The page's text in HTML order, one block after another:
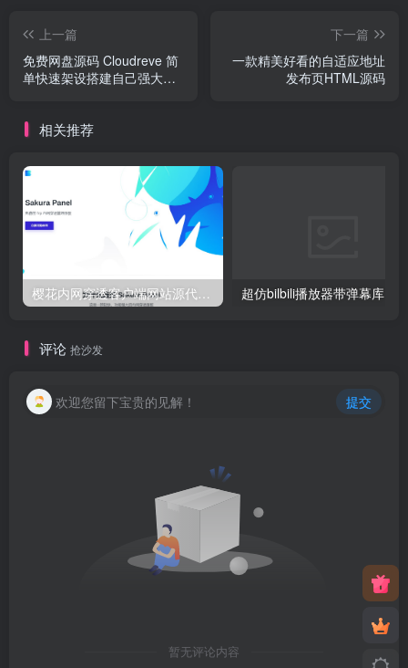
上一篇
免费网盘源码 Cloudreve 简
单快速架设搭建自己强大的
下一篇
一款精美好看的自适应地址
发布页HTML源码
相关推荐
樱花内网穿透客户端网站源代码，2020 重制版
评论 抢沙发
欢迎您留下宝贵的见解！ 提交
暂无评论内容